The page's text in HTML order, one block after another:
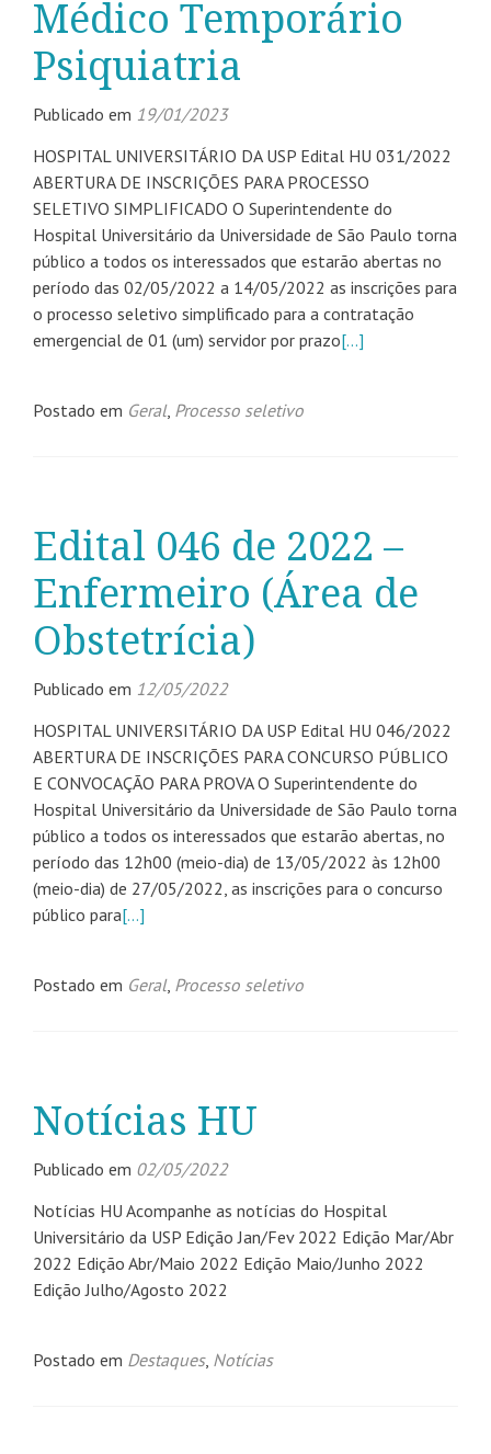
Médico Temporário
Psiquiatria
Publicado em 19/01/2023
HOSPITAL UNIVERSITÁRIO DA USP Edital HU 031/2022
ABERTURA DE INSCRIÇÕES PARA PROCESSO
SELETIVO SIMPLIFICADO O Superintendente do
Hospital Universitário da Universidade de São Paulo torna
público a todos os interessados que estarão abertas no
período das 02/05/2022 a 14/05/2022 as inscrições para
o processo seletivo simplificado para a contratação
emergencial de 01 (um) servidor por prazo[…]
Postado em Geral, Processo seletivo
Edital 046 de 2022 –
Enfermeiro (Área de
Obstetrícia)
Publicado em 12/05/2022
HOSPITAL UNIVERSITÁRIO DA USP Edital HU 046/2022
ABERTURA DE INSCRIÇÕES PARA CONCURSO PÚBLICO
E CONVOCAÇÃO PARA PROVA O Superintendente do
Hospital Universitário da Universidade de São Paulo torna
público a todos os interessados que estarão abertas, no
período das 12h00 (meio-dia) de 13/05/2022 às 12h00
(meio-dia) de 27/05/2022, as inscrições para o concurso
público para[…]
Postado em Geral, Processo seletivo
Notícias HU
Publicado em 02/05/2022
Notícias HU Acompanhe as notícias do Hospital
Universitário da USP Edição Jan/Fev 2022 Edição Mar/Abr
2022 Edição Abr/Maio 2022 Edição Maio/Junho 2022
Edição Julho/Agosto 2022
Postado em Destaques, Notícias